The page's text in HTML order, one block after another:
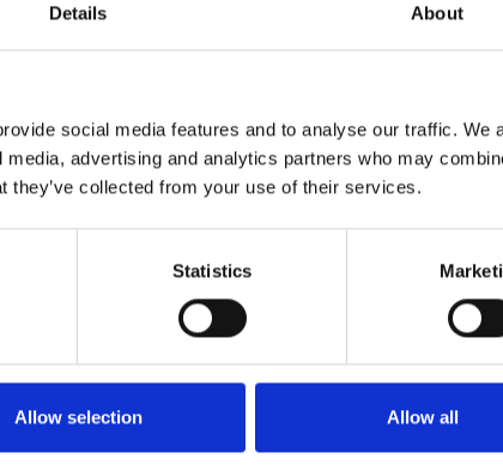
Details About
social media features and to analyse our traffic. We
advertising and analytics partners who may
they’ve collected from your use of their services.
Statistics
Allow selection Allow all
ΔΩΡΕΑΝ ΜΕΤΑΦΟΡΙΚΑ
και την κομψή του αισθητική. Κάθε λεπτομέρεια
εμφάνιση.
κάθε outfit, από casual μέχρι πιο επίσημες